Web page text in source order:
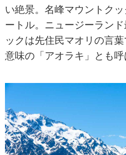
い絶景。名峰マウントク
ートル。ニュージーラン
ックは先住民マオリの言
意味の「アオラキ」とも呼